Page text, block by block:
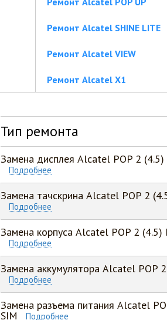
Ремонт Alcatel SHINE LITE
Ремонт Alcatel VIEW
Ремонт Alcatel X1
Тип ремонта
Замена дисплея Alcatel POP 2 (4.5)
Подробнее
Замена тачскрина Alcatel POP 2
Подробнее
Замена корпуса Alcatel POP 2 (4.5)
Подробнее
Замена аккумулятора Alcatel POP
Подробнее
Замена разъема питания Alcatel
SIM Подробнее